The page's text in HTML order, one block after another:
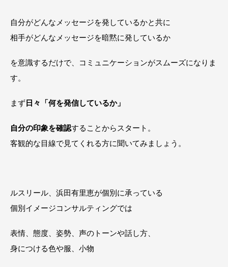
自分がどんなメッセージを発しているかと共に
相手がどんなメッセージを暗黙に発しているか
を意識するだけで、コミュニケーションがスムーズになりま
す。
まず日々「何を発信しているか」
自分の印象を確認することからスタート。
客観的な目線で見てくれる方に聞いてみましょう。
ルスリール、浜田有里恵が個別に承っている
個別イメージコンサルティングでは
表情、態度、姿勢、声のトーンや話し方、
身につける色や服、小物